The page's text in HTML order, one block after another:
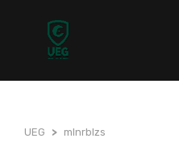
UEG > mlnrblzs